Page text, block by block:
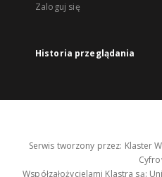
Zaloguj się
Historia przeglądania
Serwis tworzony przez: Klaster
Współzałożycielami Klastra są: